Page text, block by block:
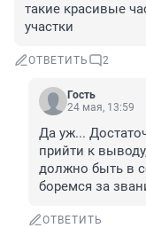
такие красивые
участки
ОТВЕТИТЬ 2
Гость
24 мая, 13:59
Да уж...
прийти к
должно быть в
боремся за
ОТВЕТИТЬ